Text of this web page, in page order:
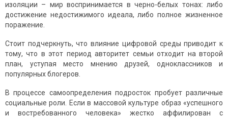
изоляции – мир воспринимается в черно-белых тонах: либо
достижение недостижимого идеала, либо полное жизненное
поражение.
Стоит подчеркнуть, что влияние цифровой среды приводит к
тому, что в этот период авторитет семьи отходит на второй
план, уступая место мнению друзей, одноклассников и
популярных блогеров.
В процессе самоопределения подросток пробует различные
социальные роли. Если в массовой культуре образ «успешного
и востребованного человека» жестко аффилирован с